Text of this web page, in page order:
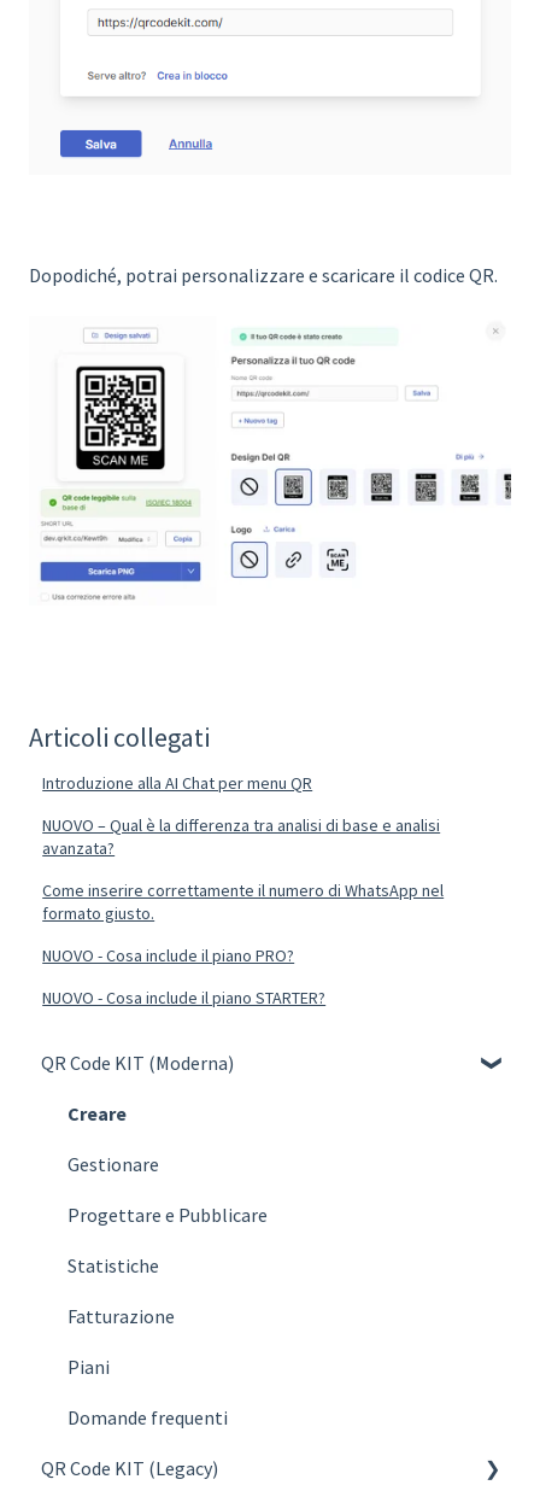
Dopodiché, potrai personalizzare e scaricare il codice QR.
Articoli collegati
Introduzione alla AI Chat per menu QR
NUOVO – Qual è la differenza tra analisi di base e analisi
avanzata?
Come inserire correttamente il numero di WhatsApp nel
formato giusto.
NUOVO - Cosa include il piano PRO?
NUOVO - Cosa include il piano STARTER?
QR Code KIT (Moderna)
Creare
Gestionare
Progettare e Pubblicare
Statistiche
Fatturazione
Piani
Domande frequenti
QR Code KIT (Legacy)